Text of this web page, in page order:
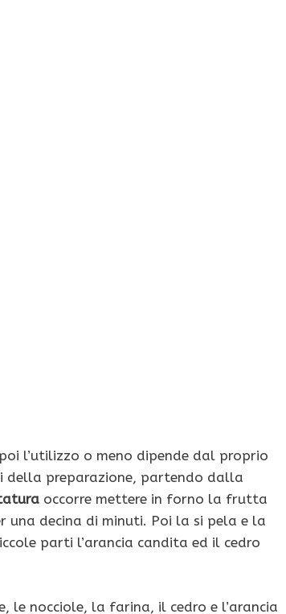
l’utilizzo o meno dipende dal proprio
della preparazione, partendo dalla
occorre mettere in forno la frutta
una decina di minuti. Poi la si pela e la
parti l’arancia candita ed il cedro
le nocciole, la farina, il cedro e l’arancia